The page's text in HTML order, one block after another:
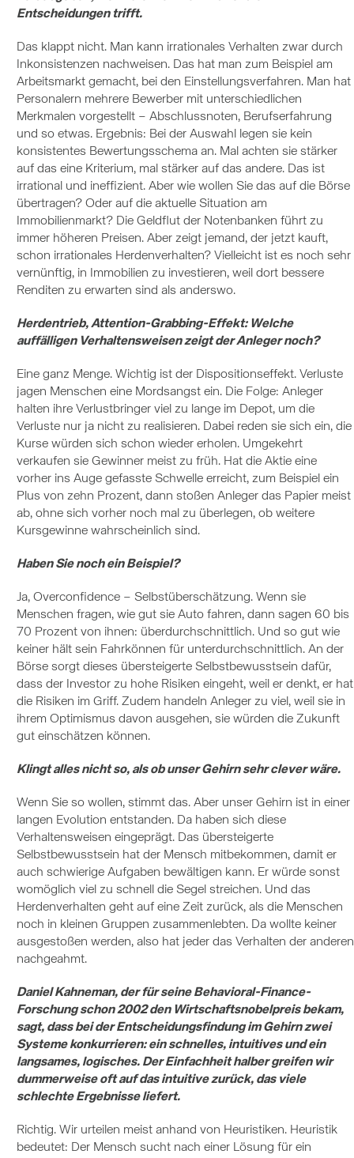
Entscheidungen trifft.
Das klappt nicht. Man kann irrationales Verhalten zwar durch
Inkonsistenzen nachweisen. Das hat man zum Beispiel am
Arbeitsmarkt gemacht, bei den Einstellungsverfahren. Man hat
Personalern mehrere Bewerber mit unterschiedlichen
Merkmalen vorgestellt – Abschlussnoten, Berufserfahrung
und so etwas. Ergebnis: Bei der Auswahl legen sie kein
konsistentes Bewertungsschema an. Mal achten sie stärker
auf das eine Kriterium, mal stärker auf das andere. Das ist
irrational und ineffizient. Aber wie wollen Sie das auf die Börse
übertragen? Oder auf die aktuelle Situation am
Immobilienmarkt? Die Geldflut der Notenbanken führt zu
immer höheren Preisen. Aber zeigt jemand, der jetzt kauft,
schon irrationales Herdenverhalten? Vielleicht ist es noch sehr
vernünftig, in Immobilien zu investieren, weil dort bessere
Renditen zu erwarten sind als anderswo.
Herdentrieb, Attention-Grabbing-Effekt: Welche
auffälligen Verhaltensweisen zeigt der Anleger noch?
Eine ganz Menge. Wichtig ist der Dispositionseffekt. Verluste
jagen Menschen eine Mordsangst ein. Die Folge: Anleger
halten ihre Verlustbringer viel zu lange im Depot, um die
Verluste nur ja nicht zu realisieren. Dabei reden sie sich ein, die
Kurse würden sich schon wieder erholen. Umgekehrt
verkaufen sie Gewinner meist zu früh. Hat die Aktie eine
vorher ins Auge gefasste Schwelle erreicht, zum Beispiel ein
Plus von zehn Prozent, dann stoßen Anleger das Papier meist
ab, ohne sich vorher noch mal zu überlegen, ob weitere
Kursgewinne wahrscheinlich sind.
Haben Sie noch ein Beispiel?
Ja, Overconfidence – Selbstüberschätzung. Wenn sie
Menschen fragen, wie gut sie Auto fahren, dann sagen 60 bis
70 Prozent von ihnen: überdurchschnittlich. Und so gut wie
keiner hält sein Fahrkönnen für unterdurchschnittlich. An der
Börse sorgt dieses übersteigerte Selbstbewusstsein dafür,
dass der Investor zu hohe Risiken eingeht, weil er denkt, er hat
die Risiken im Griff. Zudem handeln Anleger zu viel, weil sie in
ihrem Optimismus davon ausgehen, sie würden die Zukunft
gut einschätzen können.
Klingt alles nicht so, als ob unser Gehirn sehr clever wäre.
Wenn Sie so wollen, stimmt das. Aber unser Gehirn ist in einer
langen Evolution entstanden. Da haben sich diese
Verhaltensweisen eingeprägt. Das übersteigerte
Selbstbewusstsein hat der Mensch mitbekommen, damit er
auch schwierige Aufgaben bewältigen kann. Er würde sonst
womöglich viel zu schnell die Segel streichen. Und das
Herdenverhalten geht auf eine Zeit zurück, als die Menschen
noch in kleinen Gruppen zusammenlebten. Da wollte keiner
ausgestoßen werden, also hat jeder das Verhalten der anderen
nachgeahmt.
Daniel Kahneman, der für seine Behavioral-Finance-
Forschung schon 2002 den Wirtschaftsnobelpreis bekam,
sagt, dass bei der Entscheidungsfindung im Gehirn zwei
Systeme konkurrieren: ein schnelles, intuitives und ein
langsames, logisches. Der Einfachheit halber greifen wir
dummerweise oft auf das intuitive zurück, das viele
schlechte Ergebnisse liefert.
Richtig. Wir urteilen meist anhand von Heuristiken. Heuristik
bedeutet: Der Mensch sucht nach einer Lösung für ein